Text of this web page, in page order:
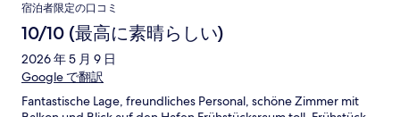
コ
ミ
宿泊者限定の口コミ
10/10 (最高に素晴らしい)
2026 年 5 月 9 日
Google で翻訳
Fantastische Lage, freundliches Personal, schöne Zimmer mit